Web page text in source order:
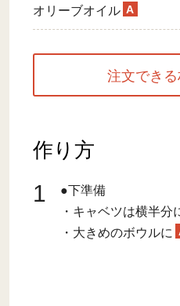
オリーブオイル A
注文でき
作り方
1
●下準備
・キャベツは横半分
・大きめのボウルに